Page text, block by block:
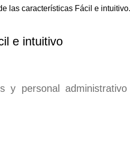
e intuitivo
personal